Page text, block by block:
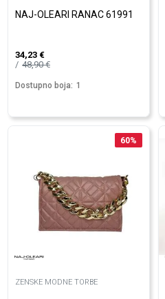
NAJ-OLEARI RANAC 61991
34,23 €
48,90€
Dostupno boja: 1
60%
ZENSKE MODNE TORBE